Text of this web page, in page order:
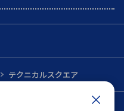
テクニカルスクエア